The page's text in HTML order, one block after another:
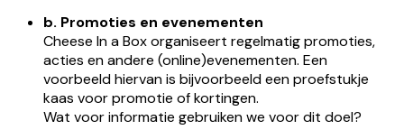
b. Promoties en evenementen
Cheese In a Box organiseert regelmatig promoties,
acties en andere (online)evenementen. Een
voorbeeld hiervan is bijvoorbeeld een proefstukje
kaas voor promotie of kortingen.
Wat voor informatie gebruiken we voor dit doel?